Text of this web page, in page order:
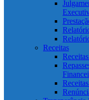
Receitas